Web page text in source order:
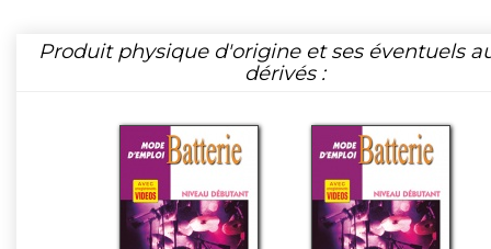
Produit physique d'origine et ses éventuels
dérivés :